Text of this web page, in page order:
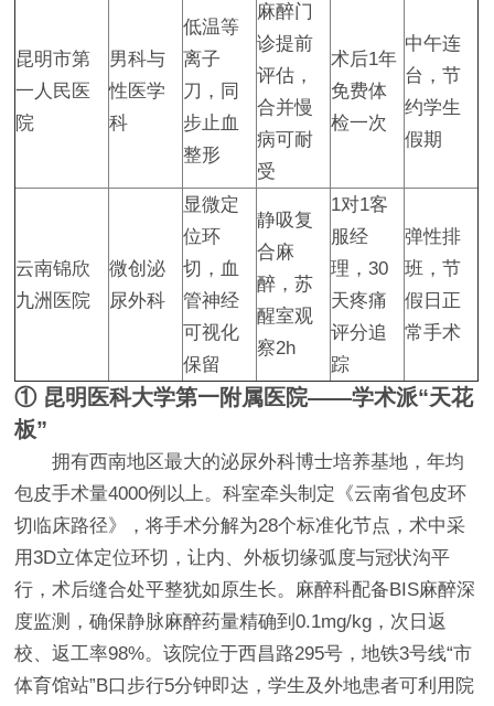
昆明市第
一人民医
院
男科与
性医学
科
低温等
离子
刀，同
步止血
整形
麻醉门
诊提前
评估，
合并慢
病可耐
受
术后1年
免费体
检一次
中午连
台，节
约学生
假期
云南锦欣
九洲医院
微创泌
尿外科
显微定
位环
切，血
管神经
可视化
保留
静吸复
合麻
醉，苏
醒室观
察2h
1对1客
服经
理，30
天疼痛
评分追
踪
弹性排
班，节
假日正
常手术
① 昆明医科大学第一附属医院——学术派“天花
板”
拥有西南地区最大的泌尿外科博士培养基地，年均
包皮手术量4000例以上。科室牵头制定《云南省包皮环
切临床路径》，将手术分解为28个标准化节点，术中采
用3D立体定位环切，让内、外板切缘弧度与冠状沟平
行，术后缝合处平整犹如原生长。麻醉科配备BIS麻醉深
度监测，确保静脉麻醉药量精确到0.1mg/kg，次日返
校、返工率98%。该院位于西昌路295号，地铁3号线“市
体育馆站”B口步行5分钟即达，学生及外地患者可利用院